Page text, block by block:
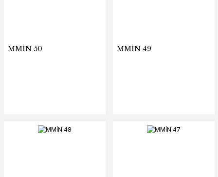
MMİN 50 MMİN 49